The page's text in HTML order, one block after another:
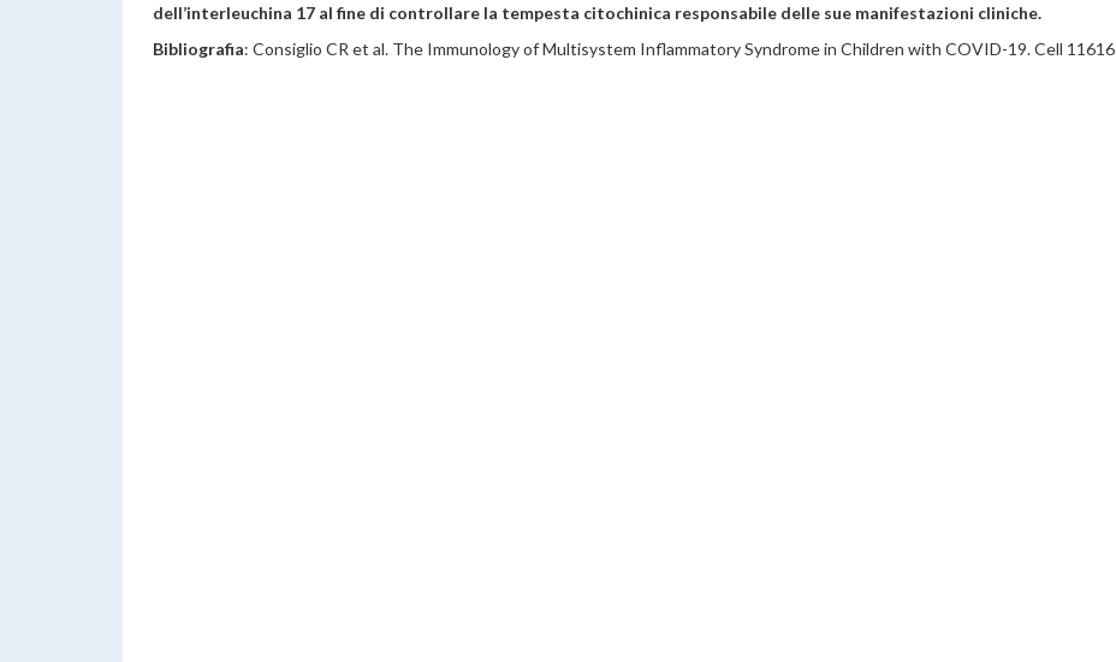
dell’interleuchina 17 al fine di controllare la tempesta citochinica responsabile delle sue manifestazioni cliniche.
Bibliografia: Consiglio CR et al. The Immunology of Multisystem Inflammatory Syndrome in Children with COVID-19.Cell 11616